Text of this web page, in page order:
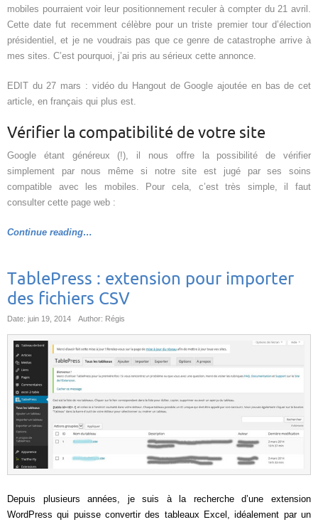
mobiles pourraient voir leur positionnement reculer à compter du 21 avril.
Cette date fut recemment célèbre pour un triste premier tour d’élection
présidentiel, et je ne voudrais pas que ce genre de catastrophe arrive à
mes sites. C’est pourquoi, j’ai pris au sérieux cette annonce.
EDIT du 27 mars : vidéo du Hangout de Google ajoutée en bas de cet
article, en français qui plus est.
Vérifier la compatibilité de votre site
Google étant généreux (!), il nous offre la possibilité de vérifier
simplement par nous même si notre site est jugé par ses soins
compatible avec les mobiles. Pour cela, c’est très simple, il faut
consulter cette page web :
Continue reading…
TablePress : extension pour importer
des fichiers CSV
Date: juin 19, 2014 Author: Régis
Depuis plusieurs années, je suis à la recherche d’une extension
WordPress qui puisse convertir des tableaux Excel, idéalement par un